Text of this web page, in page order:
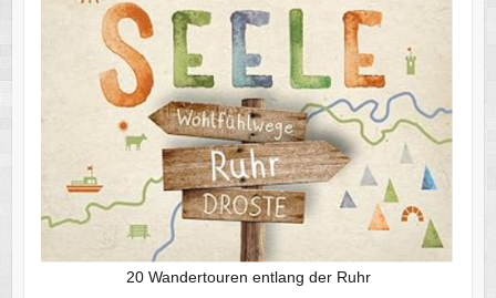
20 Wandertouren entlang der Ruhr